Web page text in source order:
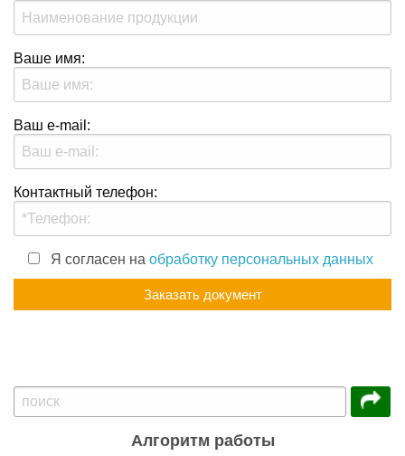
Ваше имя:
Ваш e-mail:
Контактный телефон:
Я согласен на обработку персональных данных
Алгоритм работы